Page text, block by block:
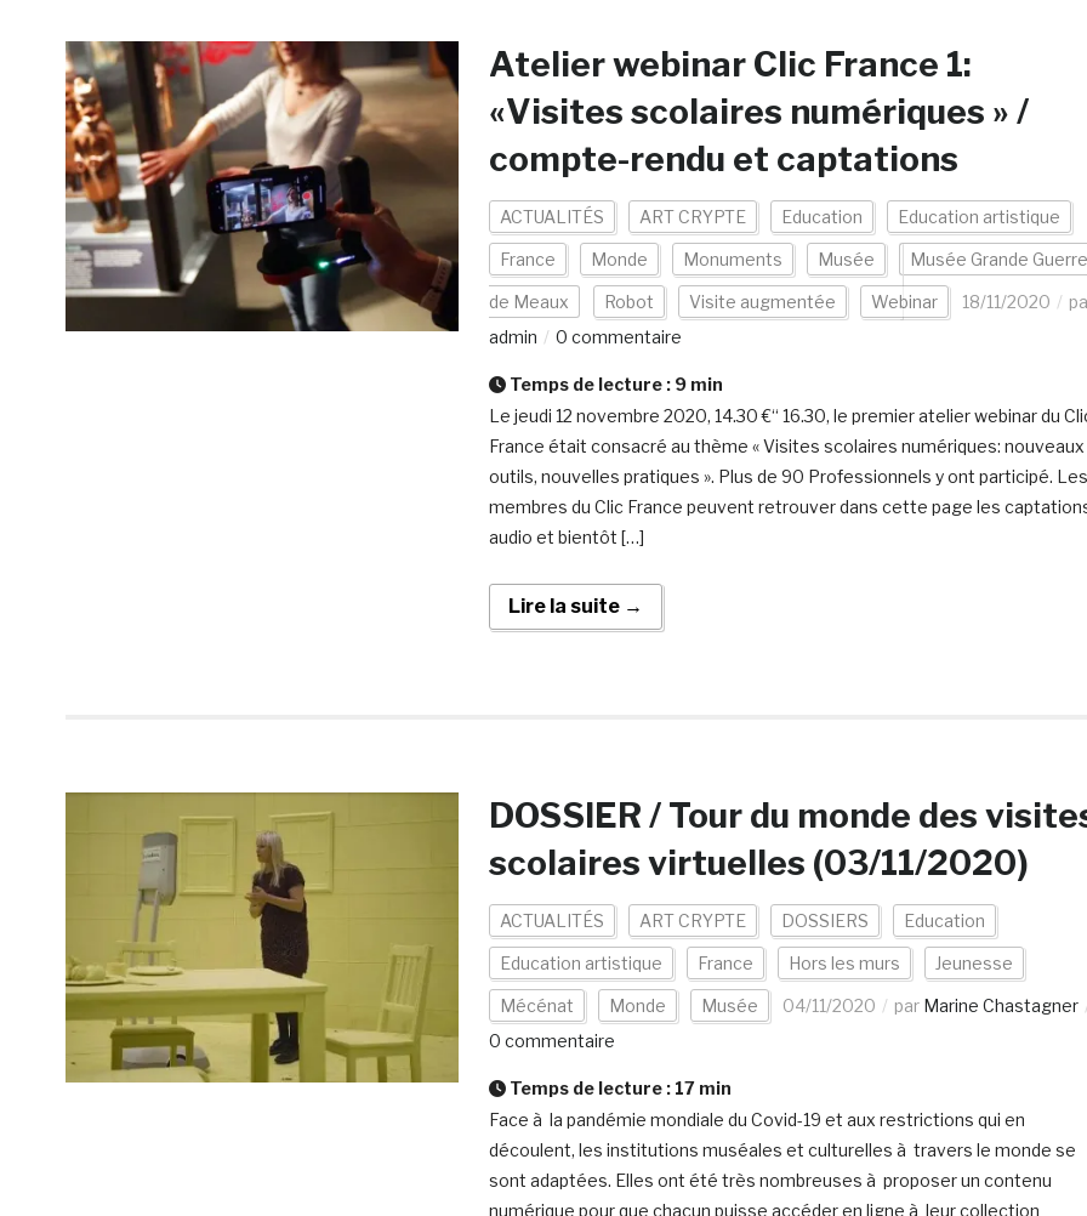
Atelier webinar Clic France 1:
«Visites scolaires numériques » /
compte-rendu et captations
ACTUALITÉS ART CRYPTE Education Education artistique
France Monde Monuments Musée Musée Grande Guerre
de Meaux Robot Visite augmentée Webinar 18/11/2020
admin
0 commentaire
Temps de lecture : 9 min
Le jeudi 12 novembre 2020, 14.30 €“ 16.30, le premier atelier webinar du
France était consacré au thème « Visites scolaires numériques: nouveaux
outils, nouvelles pratiques ». Plus de 90 Professionnels y ont participé. Les
membres du Clic France peuvent retrouver dans cette page les
audio et bientôt […]
Lire la suite →
DOSSIER / Tour du monde des
scolaires virtuelles (03/11/2020)
ACTUALITÉS ART CRYPTE DOSSIERS Education
Education artistique France Hors les murs Jeunesse
Mécénat Monde Musée 04/11/2020 par Marine Chastagner
0 commentaire
Temps de lecture : 17 min
Face à la pandémie mondiale du Covid-19 et aux restrictions qui en
découlent, les institutions muséales et culturelles à travers le monde se
sont adaptées. Elles ont été très nombreuses à proposer un contenu
numérique pour que chacun puisse accéder en ligne à leur collection